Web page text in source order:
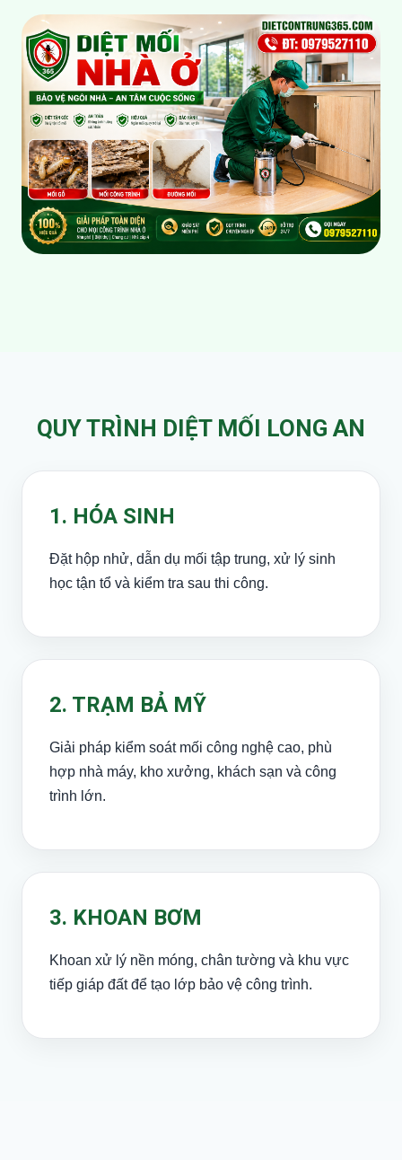
QUY TRÌNH DIỆT MỐI LONG AN
1. HÓA SINH
Đặt hộp nhử, dẫn dụ mối tập trung, xử lý sinh
học tận tổ và kiểm tra sau thi công.
2. TRẠM BẢ MỸ
Giải pháp kiểm soát mối công nghệ cao, phù
hợp nhà máy, kho xưởng, khách sạn và công
trình lớn.
3. KHOAN BƠM
Khoan xử lý nền móng, chân tường và khu vực
tiếp giáp đất để tạo lớp bảo vệ công trình.